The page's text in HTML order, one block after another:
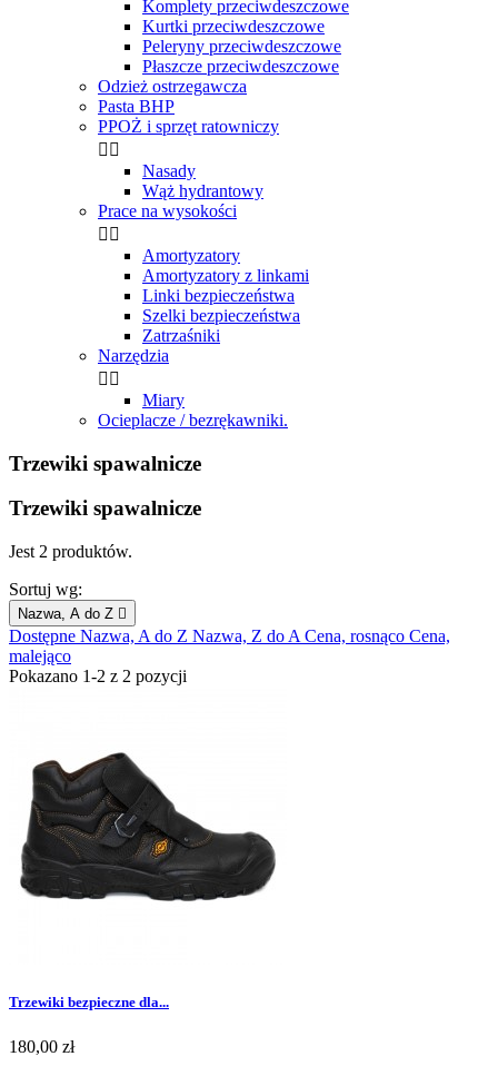
Komplety przeciwdeszczowe
Kurtki przeciwdeszczowe
Peleryny przeciwdeszczowe
Płaszcze przeciwdeszczowe
Odzież ostrzegawcza
Pasta BHP
PPOŻ i sprzęt ratowniczy
 
Nasady
Wąż hydrantowy
Prace na wysokości
 
Amortyzatory
Amortyzatory z linkami
Linki bezpieczeństwa
Szelki bezpieczeństwa
Zatrzaśniki
Narzędzia
 
Miary
Ocieplacze / bezrękawniki.
Trzewiki spawalnicze
Trzewiki spawalnicze
Jest 2 produktów.
Sortuj wg:
Nazwa, A do Z 
Dostępne Nazwa, A do Z Nazwa, Z do A Cena, rosnąco Cena,
malejąco
Pokazano 1-2 z 2 pozycji
Trzewiki bezpieczne dla...
Cena
180,00 zł